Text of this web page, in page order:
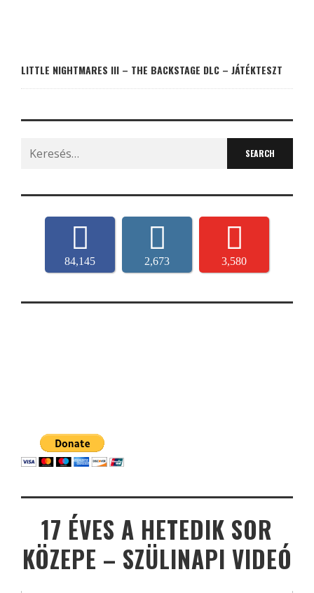
LITTLE NIGHTMARES III – THE BACKSTAGE DLC – JÁTÉKTESZT
Search
for:
84,145 2,673 3,580
17 ÉVES A HETEDIK SOR
KÖZEPE – SZÜLINAPI VIDEÓ